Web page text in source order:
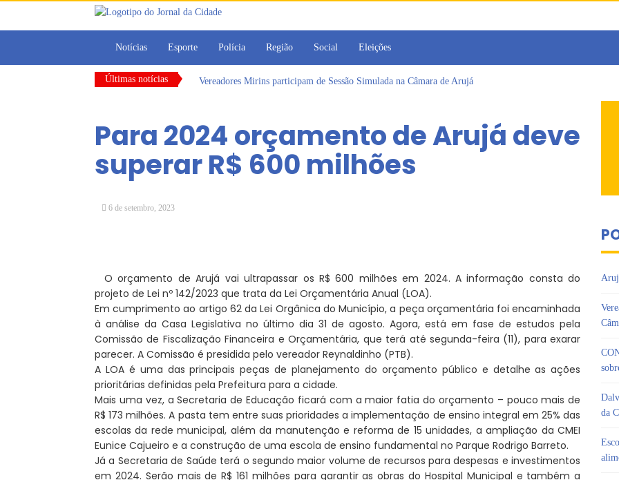
Notícias Esporte Polícia Região Social Eleições
Últimas notícias
Vereadores Mirins participam de Sessão Simulada na Câmara de Arujá
Escola do Legislativo de Arujá entrega 1 tonelada de alimentos ao Fundo Social do município
Arujá promove 2º encontro da Jornada de Conhecimento em Bem-Estar Animal no Parque dos Ipês
Arujá terá novo posto para emissão do Cartão TOP
Para 2024 orçamento de Arujá deve
superar R$ 600 milhões
6 de setembro, 2023
O orçamento de Arujá vai ultrapassar os R$ 600 milhões em 2024. A informação consta do
projeto de Lei nº 142/2023 que trata da Lei Orçamentária Anual (LOA).
Em cumprimento ao artigo 62 da Lei Orgânica do Município, a peça orçamentária foi encaminhada
à análise da Casa Legislativa no último dia 31 de agosto. Agora, está em fase de estudos pela
Comissão de Fiscalização Financeira e Orçamentária, que terá até segunda-feira (11), para exarar
parecer. A Comissão é presidida pelo vereador Reynaldinho (PTB).
A LOA é uma das principais peças de planejamento do orçamento público e detalhe as ações
prioritárias definidas pela Prefeitura para a cidade.
Mais uma vez, a Secretaria de Educação ficará com a maior fatia do orçamento – pouco mais de
R$ 173 milhões. A pasta tem entre suas prioridades a implementação de ensino integral em 25% das
escolas da rede municipal, além da manutenção e reforma de 15 unidades, a ampliação da CMEI
Eunice Cajueiro e a construção de uma escola de ensino fundamental no Parque Rodrigo Barreto.
Já a Secretaria de Saúde terá o segundo maior volume de recursos para despesas e investimentos
em 2024. Serão mais de R$ 161 milhões para garantir as obras do Hospital Municipal e também a
da